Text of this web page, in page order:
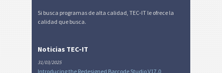
Si busca programas de alta calidad, TEC-IT le ofrece la
calidad que busca.
Noticias TEC-IT
31/03/2025
Introducing the Redesigned Barcode Studio V17.0